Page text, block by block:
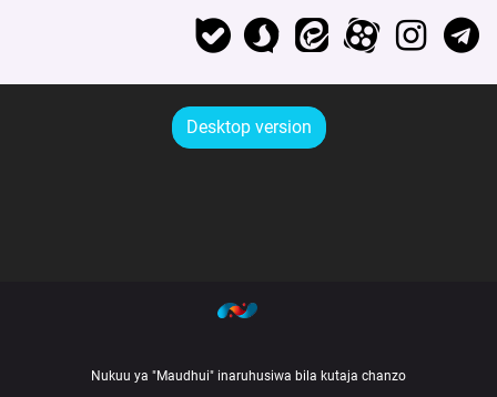
Desktop version
Nukuu ya "Maudhui" inaruhusiwa bila kutaja chanzo